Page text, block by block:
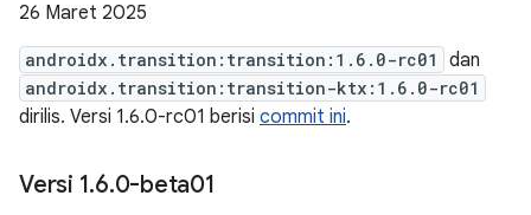
26 Maret 2025
androidx.transition:transition:1.6.0-rc01 dan
androidx.transition:transition-ktx:1.6.0-rc01
dirilis. Versi 1.6.0-rc01 berisi commit ini.
Versi 1.6.0-beta01